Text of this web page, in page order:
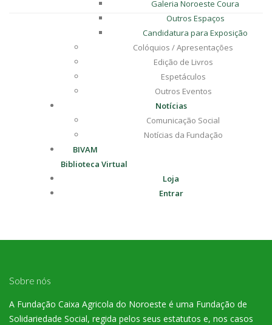
Galeria Noroeste Coura
Outros Espaços
Candidatura para Exposição
Colóquios / Apresentações
Edição de Livros
Espetáculos
Outros Eventos
Notícias
Comunicação Social
Notícias da Fundação
BIVAM
Biblioteca Virtual
Loja
Entrar
Sobre nós
A Fundação Caixa Agricola do Noroeste é uma Fundação de
Solidariedade Social, regida pelos seus estatutos e, nos casos